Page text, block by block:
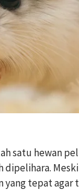
satu hewan
tepat agar